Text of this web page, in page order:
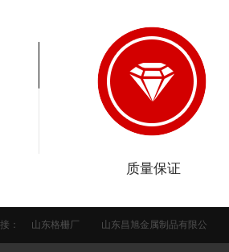
质量保证
： 山东格栅厂 山东昌旭金属制品有限公